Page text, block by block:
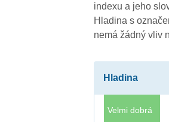
indexu a jeho
Hladina s
nemá žádný vliv
Hladina
Velmi dobrá